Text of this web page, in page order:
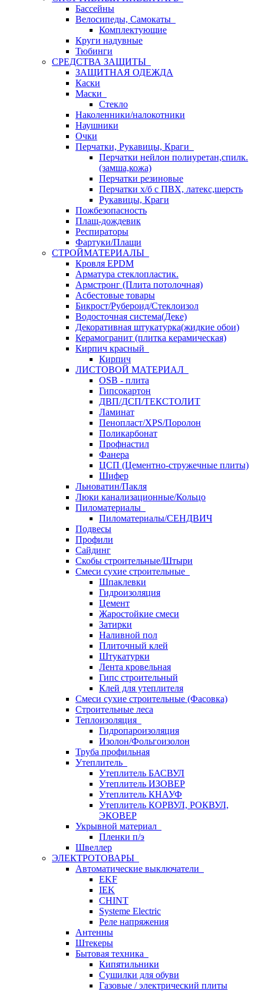
Бассейны
Велосипеды, Самокаты
Комплектующие
Круги надувные
Тюбинги
СРЕДСТВА ЗАЩИТЫ
ЗАЩИТНАЯ ОДЕЖДА
Каски
Маски
Стекло
Наколенники/налокотники
Наушники
Очки
Перчатки, Рукавицы, Краги
Перчатки нейлон полиуретан,спилк.
(замша,кожа)
Перчатки резиновые
Перчатки х/б с ПВХ, латекс,шерсть
Рукавицы, Краги
Пожбезопасность
Плащ-дождевик
Респираторы
Фартуки/Плащи
СТРОЙМАТЕРИАЛЫ
Кровля ЕРDM
Арматура стеклопластик.
Армстронг (Плита потолочная)
Асбестовые товары
Бикрост/Рубероид/Стеклоизол
Водосточная система(Деке)
Декоративная штукатурка(жидкие обои)
Керамогранит (плитка керамическая)
Кирпич красный
Кирпич
ЛИСТОВОЙ МАТЕРИАЛ
OSB - плита
Гипсокартон
ДВП/ДСП/ТЕКСТОЛИТ
Ламинат
Пенопласт/XPS/Поролон
Поликарбонат
Профнастил
Фанера
ЦСП (Цементно-стружечные плиты)
Шифер
Льноватин/Пакля
Люки канализационные/Кольцо
Пиломатериалы
Пиломатериалы/СЕНДВИЧ
Подвесы
Профили
Сайдинг
Скобы строительные/Штыри
Смеси сухие строительные
Шпаклевки
Гидроизоляция
Цемент
Жаростойкие смеси
Затирки
Наливной пол
Плиточный клей
Штукатурки
Лента кровельная
Гипс строительный
Клей для утеплителя
Смеси сухие строительные (Фасовка)
Строительные леса
Теплоизоляция
Гидропароизоляция
Изолон/Фольгоизолон
Труба профильная
Утеплитель
Утеплитель БАСВУЛ
Утеплитель ИЗОВЕР
Утеплитель КНАУФ
Утеплитель КОРВУЛ, РОКВУЛ,
ЭКОВЕР
Укрывной материал
Пленки п/э
Швеллер
ЭЛЕКТРОТОВАРЫ
Автоматические выключатели
EKF
IEK
CHINT
Systeme Electric
Реле напряжения
Антенны
Штекеры
Бытовая техника
Кипятильники
Сушилки для обуви
Газовые / электрический плиты